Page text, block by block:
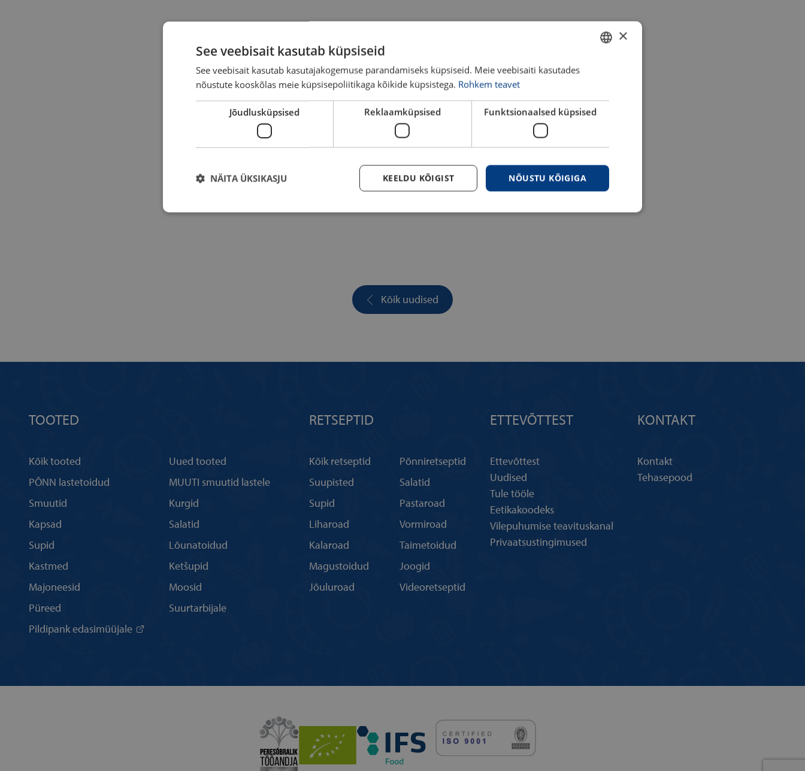
Kõik uudised
TOOTED
Kõik tooted
Uued tooted
PÕNN lastetoidud
MUUTI smuutid lastele
Smuutid
Kurgid
Kapsad
Salatid
Supid
Lõunatoidud
Kastmed
Ketšupid
Majoneesid
Moosid
Püreed
Suurtarbijale
Pildipank edasimüüjale
RETSEPTID
Kõik retseptid
Põnniretseptid
Suupisted
Salatid
Supid
Pastaroad
Liharoad
Vormiroad
Kalaroad
Taimetoidud
Magustoidud
Joogid
Jõuluroad
Videoretseptid
ETTEVÕTTEST
Ettevõttest
Uudised
Tule tööle
Eetikakoodeks
Vilepuhumise teavituskanal
Privaatsustingimused
KONTAKT
Kontakt
Tehasepood
×
See veebisait kasutab küpsiseid
See veebisait kasutab kasutajakogemuse parandamiseks küpsiseid. Meie veebisaiti kasutades
nõustute kooskõlas meie küpsisepoliitikaga kõikide küpsistega. Rohkem teavet
Jõudlusküpsised Reklaamküpsised Funktsionaalsed küpsised
NÕUSTU KÕIGIGA
KEELDU KÕIGIST
NÄITA ÜKSIKASJU